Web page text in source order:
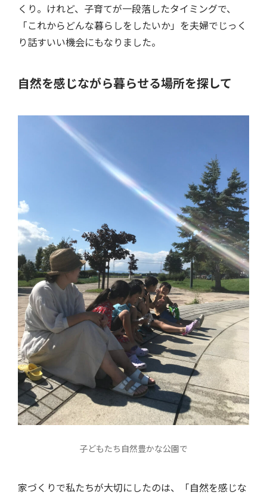
くり。けれど、子育てが一段落したタイミングで、
「これからどんな暮らしをしたいか」を夫婦でじっく
り話すいい機会にもなりました。
自然を感じながら暮らせる場所を探して
子どもたち自然豊かな公園で
家づくりで私たちが大切にしたのは、「自然を感じな